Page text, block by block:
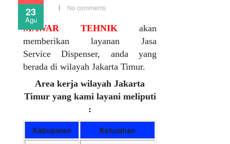
23
Agu
No comments
MAWAR TEHNIK akan
memberikan layanan Jasa
Service Dispenser, anda yang
berada di wilayah Jakarta Timur.
Area kerja wilayah Jakarta
Timur yang kami layani meliputi
:
Kabupaten Kelurahan